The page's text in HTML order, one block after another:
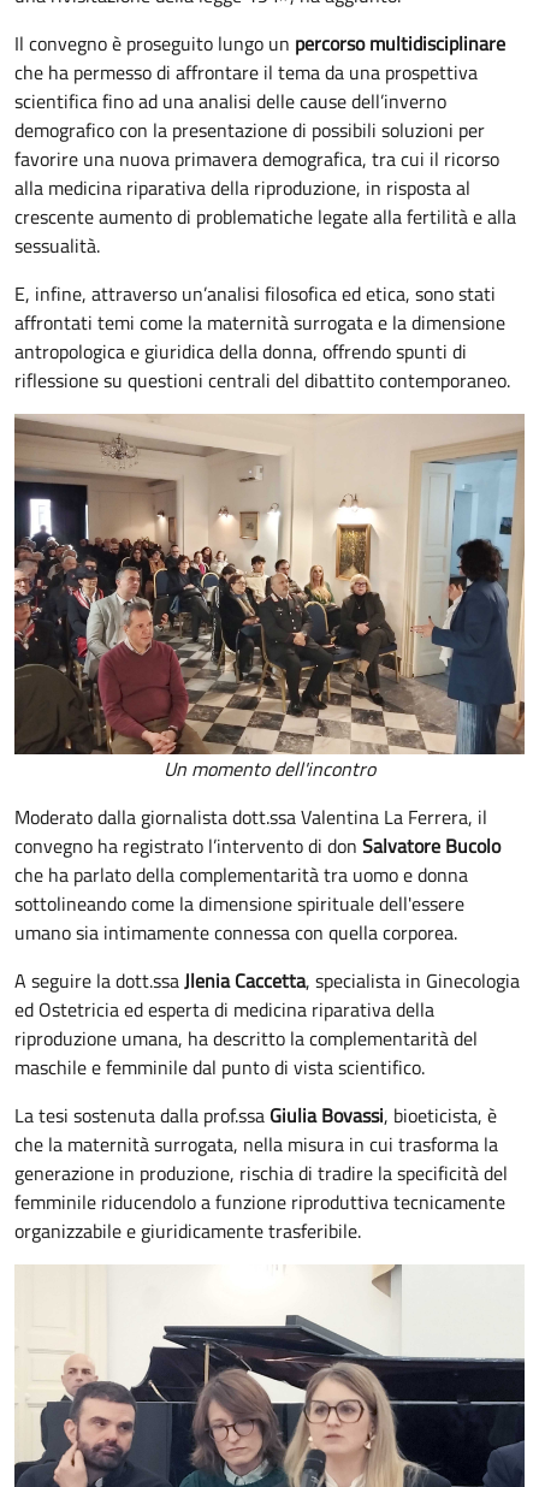
Il convegno è proseguito lungo un percorso multidisciplinare
che ha permesso di affrontare il tema da una prospettiva
scientifica fino ad una analisi delle cause dell’inverno
demografico con la presentazione di possibili soluzioni per
favorire una nuova primavera demografica, tra cui il ricorso
alla medicina riparativa della riproduzione, in risposta al
crescente aumento di problematiche legate alla fertilità e alla
sessualità.
E, infine, attraverso un’analisi filosofica ed etica, sono stati
affrontati temi come la maternità surrogata e la dimensione
antropologica e giuridica della donna, offrendo spunti di
riflessione su questioni centrali del dibattito contemporaneo.
Un momento dell'incontro
Moderato dalla giornalista dott.ssa Valentina La Ferrera, il
convegno ha registrato l’intervento di don Salvatore Bucolo
che ha parlato della complementarità tra uomo e donna
sottolineando come la dimensione spirituale dell'essere
umano sia intimamente connessa con quella corporea.
A seguire la dott.ssaJlenia Caccetta, specialista in Ginecologia
ed Ostetricia ed esperta di medicina riparativa della
riproduzione umana, ha descritto la complementarità del
maschile e femminile dal punto di vista scientifico.
La tesi sostenuta dalla prof.ssa Giulia Bovassi, bioeticista, è
che la maternità surrogata, nella misura in cui trasforma la
generazione in produzione, rischia di tradire la specificità del
femminile riducendolo a funzione riproduttiva tecnicamente
organizzabile e giuridicamente trasferibile.